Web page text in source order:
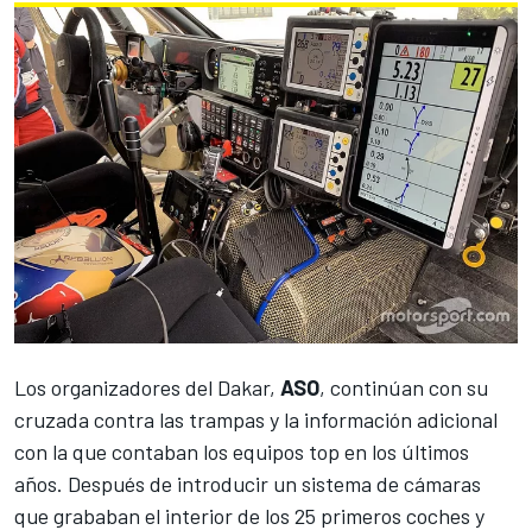
Los organizadores del Dakar, ASO, continúan con su
cruzada contra las trampas y la información adicional
con la que contaban los equipos top en los últimos
años. Después de introducir un sistema de cámaras
que grababan el interior de los 25 primeros coches y